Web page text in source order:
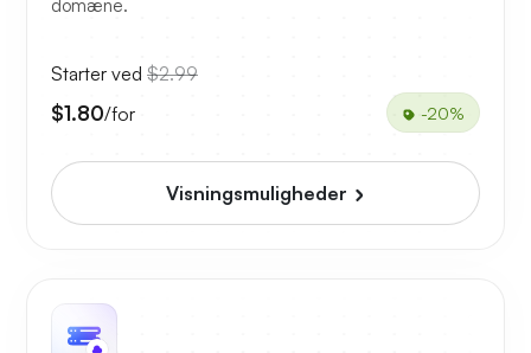
domæne.
Starter ved $2.99
$1.80/for -20%
Visningsmuligheder